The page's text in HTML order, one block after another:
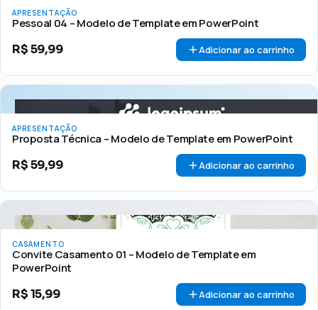
APRESENTAÇÃO
Pessoal 04 – Modelo de Template em PowerPoint
R$59,99 Adicionar ao carrinho
APRESENTAÇÃO
Proposta Técnica – Modelo de Template em PowerPoint
R$59,99 Adicionar ao carrinho
CASAMENTO
Convite Casamento 01 – Modelo de Template em
PowerPoint
R$15,99 Adicionar ao carrinho